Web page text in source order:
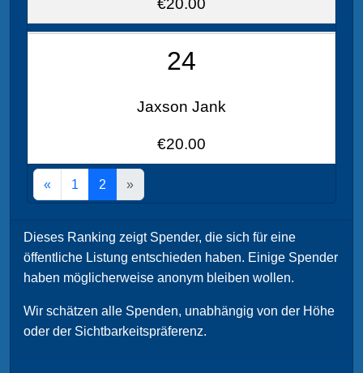
24
Jaxson Jank
€20.00
« 1 2 »
Dieses Ranking zeigt Spender, die sich für eine
öffentliche Listung entschieden haben. Einige Spender
haben möglicherweise anonym bleiben wollen.
Wir schätzen alle Spenden, unabhängig von der Höhe
oder der Sichtbarkeitspräferenz.